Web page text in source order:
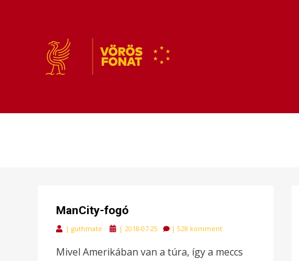
ManCity-fogó
| guthmate
Posted
| 2018-07-25 | 528 komment
Mivel Amerikában van a túra, így a meccs